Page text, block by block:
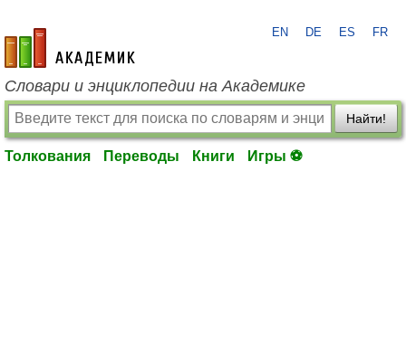
academic.ru
EN DE ES FR
Словари и энциклопедии на Академике
Найти!
Толкования Переводы Книги Игры ⚽